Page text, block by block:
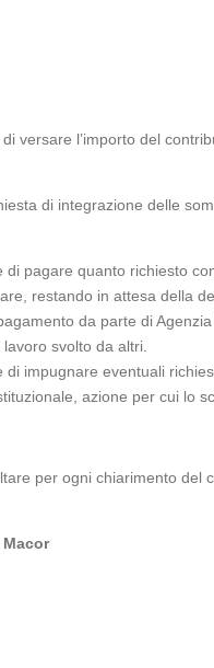
versare l’importo del
di integrazione delle
di pagare quanto richiesto
restando in attesa della
da parte di
lavoro svolto da altri.
di impugnare eventuali
azione per cui lo
per ogni chiarimento del
Macor